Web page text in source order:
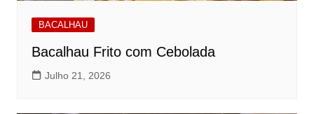
BACALHAU
Bacalhau Frito com Cebolada
Julho 21, 2026